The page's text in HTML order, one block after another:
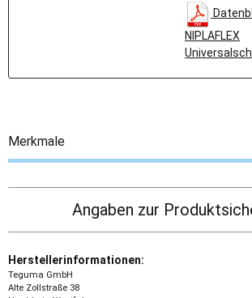
NIPLAFLEX
Merkmale
Angaben zur
Herstellerinformationen:
Teguma GmbH
Alte Zollstraße 38